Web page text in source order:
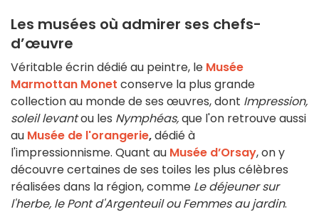
Les musées où admirer ses chefs-
d’œuvre
Véritable écrin dédié au peintre, le Musée
Marmottan Monet conserve la plus grande
collection au monde de ses œuvres, dont Impression,
soleil levantou les Nymphéas,que l'on retrouve aussi
au Musée de l'orangerie,dédié à
l'impressionnisme. Quant au Musée d’Orsay, on y
découvre certaines de ses toiles les plus célèbres
réalisées dans la région, comme Le déjeuner sur
l'herbe, le Pont d'Argenteuil ou Femmes au jardin.